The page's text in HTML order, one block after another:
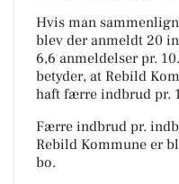
Hvis man
blev der anmeldt 20
6,6 anmeldelser pr.
betyder, at Rebild
haft færre indbrud pr.
Færre indbrud pr.
Rebild Kommune er
bo.